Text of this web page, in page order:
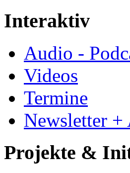
Interaktiv
Audio -
Videos
Termine
Newsletter
Projekte &